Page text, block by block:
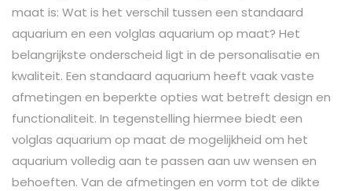
maat is: Wat is het verschil tussen een standaard
aquarium en een volglas aquarium op maat? Het
belangrijkste onderscheid ligt in de personalisatie en
kwaliteit. Een standaard aquarium heeft vaak vaste
afmetingen en beperkte opties wat betreft design en
functionaliteit. In tegenstelling hiermee biedt een
volglas aquarium op maat de mogelijkheid om het
aquarium volledig aan te passen aan uw wensen en
behoeften. Van de afmetingen en vorm tot de dikte